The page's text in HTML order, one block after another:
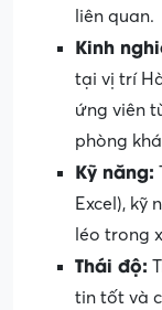
liên quan.
Kinh
tại vị trí
ứng viên
phòng
Kỹ năng:
Excel), kỹ
léo trong
Thái độ:
tin tốt và